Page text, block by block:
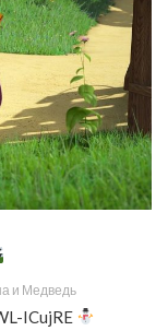
и Медведь
ICujRE